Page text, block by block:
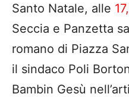
Santo Natale, alle
Seccia e Panzetta
romano di Piazza
il sindaco Poli
Bambin Gesù